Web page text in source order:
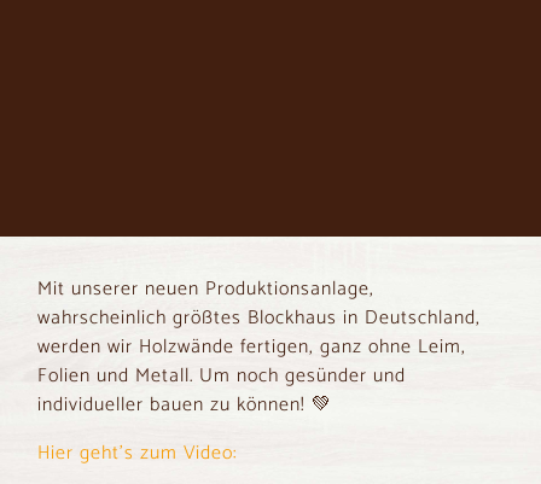
Mit unserer neuen Produktionsanlage,
wahrscheinlich größtes Blockhaus in Deutschland,
werden wir Holzwände fertigen, ganz ohne Leim,
Folien und Metall. Um noch gesünder und
individueller bauen zu können! 💚
Hier geht’s zum Video: